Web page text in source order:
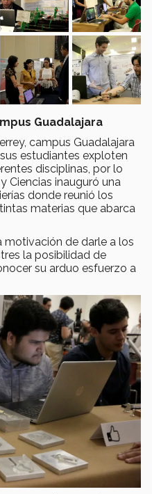
Guadalajara
campus Guadalajara
estudiantes exploten
disciplinas, por lo
Ciencias inauguró una
donde reunió los
materias que abarca
motivación de darle a los
la posibilidad de
su arduo esfuerzo a